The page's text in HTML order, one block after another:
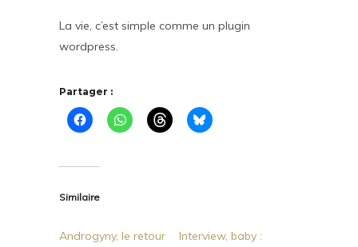
La vie, c’est simple comme un plugin
wordpress.
Partager :
Similaire
Androgyny, le retour
Interview, baby :